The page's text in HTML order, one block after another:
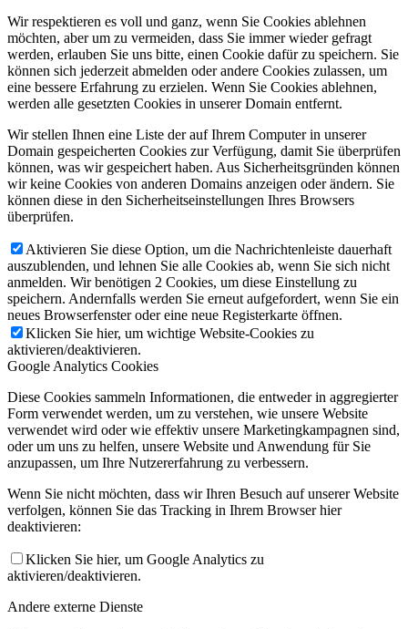
Wir respektieren es voll und ganz, wenn Sie Cookies ablehnen
möchten, aber um zu vermeiden, dass Sie immer wieder gefragt
werden, erlauben Sie uns bitte, einen Cookie dafür zu speichern. Sie
können sich jederzeit abmelden oder andere Cookies zulassen, um
eine bessere Erfahrung zu erzielen. Wenn Sie Cookies ablehnen,
werden alle gesetzten Cookies in unserer Domain entfernt.
Wir stellen Ihnen eine Liste der auf Ihrem Computer in unserer
Domain gespeicherten Cookies zur Verfügung, damit Sie überprüfen
können, was wir gespeichert haben. Aus Sicherheitsgründen können
wir keine Cookies von anderen Domains anzeigen oder ändern. Sie
können diese in den Sicherheitseinstellungen Ihres Browsers
überprüfen.
Aktivieren Sie diese Option, um die Nachrichtenleiste dauerhaft
auszublenden, und lehnen Sie alle Cookies ab, wenn Sie sich nicht
anmelden. Wir benötigen 2 Cookies, um diese Einstellung zu
speichern. Andernfalls werden Sie erneut aufgefordert, wenn Sie ein
neues Browserfenster oder eine neue Registerkarte öffnen.
Klicken Sie hier, um wichtige Website-Cookies zu
aktivieren/deaktivieren.
Google Analytics Cookies
Diese Cookies sammeln Informationen, die entweder in aggregierter
Form verwendet werden, um zu verstehen, wie unsere Website
verwendet wird oder wie effektiv unsere Marketingkampagnen sind,
oder um uns zu helfen, unsere Website und Anwendung für Sie
anzupassen, um Ihre Nutzererfahrung zu verbessern.
Wenn Sie nicht möchten, dass wir Ihren Besuch auf unserer Website
verfolgen, können Sie das Tracking in Ihrem Browser hier
deaktivieren:
Klicken Sie hier, um Google Analytics zu
aktivieren/deaktivieren.
Andere externe Dienste